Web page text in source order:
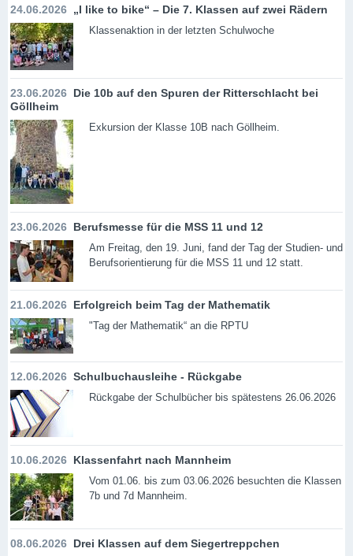
24.06.2026 „I like to bike“ – Die 7. Klassen auf zwei Rädern
Klassenaktion in der letzten Schulwoche
23.06.2026 Die 10b auf den Spuren der Ritterschlacht bei
Göllheim
Exkursion der Klasse 10B nach Göllheim.
23.06.2026 Berufsmesse für die MSS 11 und 12
Am Freitag, den 19. Juni, fand der Tag der Studien- und
Berufsorientierung für die MSS 11 und 12 statt.
21.06.2026 Erfolgreich beim Tag der Mathematik
"Tag der Mathematik“ an die RPTU
12.06.2026 Schulbuchausleihe - Rückgabe
Rückgabe der Schulbücher bis spätestens 26.06.2026
10.06.2026 Klassenfahrt nach Mannheim
Vom 01.06. bis zum 03.06.2026 besuchten die Klassen
7b und 7d Mannheim.
08.06.2026 Drei Klassen auf dem Siegertreppchen